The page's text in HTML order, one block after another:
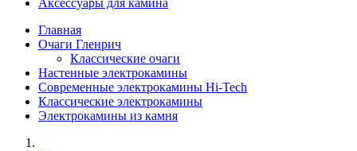
Главная
Очаги Гленрич
Классические очаги
Настенные электрокамины
Современные электрокамины Hi-Tech
Классические электрокамины
Электрокамины из камня